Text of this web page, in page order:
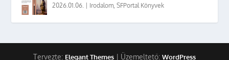
2026.01.06. | Irodalom ,SFPortal Könyvek
Tervezte: Elegant Themes | Üzemeltető: WordPress